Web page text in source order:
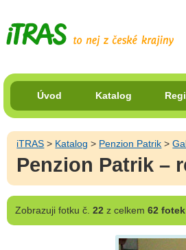
Úvod Katalog
iTRAS > Katalog > Penzion Patrik >
Penzion Patrik –
Zobrazujifotku č. 22 z celkem 62 fotek